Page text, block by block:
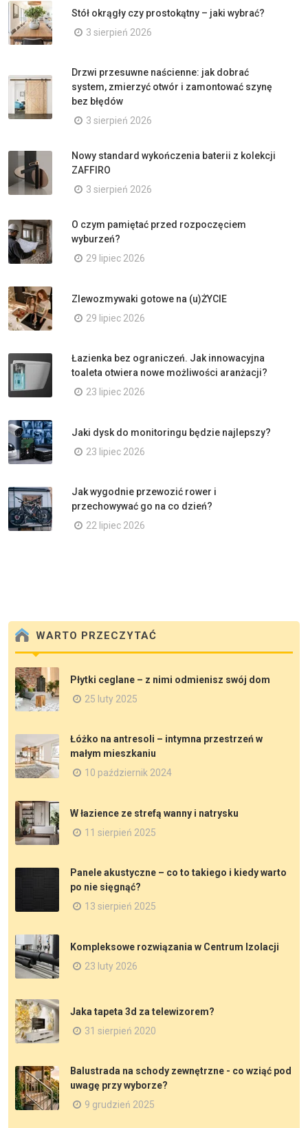
Stół okrągły czy prostokątny – jaki wybrać?
3 sierpień 2026
Drzwi przesuwne naścienne: jak dobrać
system, zmierzyć otwór i zamontować szynę
bez błędów
3 sierpień 2026
Nowy standard wykończenia baterii z kolekcji
ZAFFIRO
3 sierpień 2026
O czym pamiętać przed rozpoczęciem
wyburzeń?
29 lipiec 2026
Zlewozmywaki gotowe na (u)ŻYCIE
29 lipiec 2026
Łazienka bez ograniczeń. Jak innowacyjna
toaleta otwiera nowe możliwości aranżacji?
23 lipiec 2026
Jaki dysk do monitoringu będzie najlepszy?
23 lipiec 2026
Jak wygodnie przewozić rower i
przechowywać go na co dzień?
22 lipiec 2026
WARTO PRZECZYTAĆ
Płytki ceglane – z nimi odmienisz swój dom
25 luty 2025
Łóżko na antresoli – intymna przestrzeń w
małym mieszkaniu
10 październik 2024
W łazience ze strefą wanny i natrysku
11 sierpień 2025
Panele akustyczne – co to takiego i kiedy warto
po nie sięgnąć?
13 sierpień 2025
Kompleksowe rozwiązania w Centrum Izolacji
23 luty 2026
Jaka tapeta 3d za telewizorem?
31 sierpień 2020
Balustrada na schody zewnętrzne - co wziąć pod
uwagę przy wyborze?
9 grudzień 2025